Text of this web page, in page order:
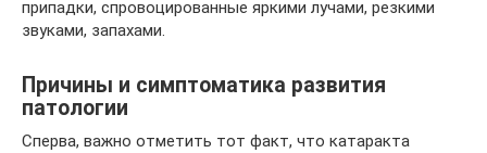
припадки, спровоцированные яркими лучами, резкими
звуками, запахами.
Причины и симптоматика развития
патологии
Сперва, важно отметить тот факт, что катаракта